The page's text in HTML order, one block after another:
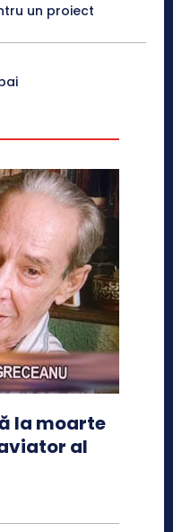
un proiect
la moarte
al